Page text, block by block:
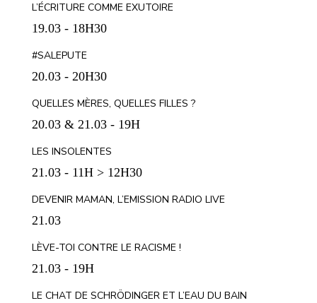
L’ÉCRITURE COMME EXUTOIRE
19.03 - 18H30
#SALEPUTE
20.03 - 20H30
QUELLES MÈRES, QUELLES FILLES ?
20.03 & 21.03 - 19H
LES INSOLENTES
21.03 - 11H > 12H30
DEVENIR MAMAN, L’EMISSION RADIO LIVE
21.03
LÈVE-TOI CONTRE LE RACISME !
21.03 - 19H
LE CHAT DE SCHRÖDINGER ET L’EAU DU BAIN